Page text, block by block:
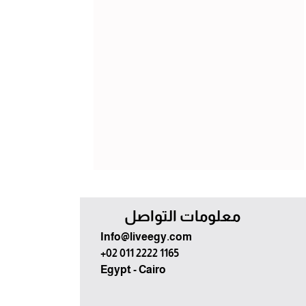
معلومات التواصل
Info@liveegy.com
+02 011 2222 1165
Egypt - Cairo